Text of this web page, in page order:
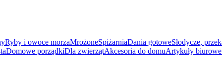
Ryby i owoce morzaMrożoneSpiżarniaDania gotoweSłodycze,
Domowe porządkiDla zwierzątAkcesoria do domuArtykuły